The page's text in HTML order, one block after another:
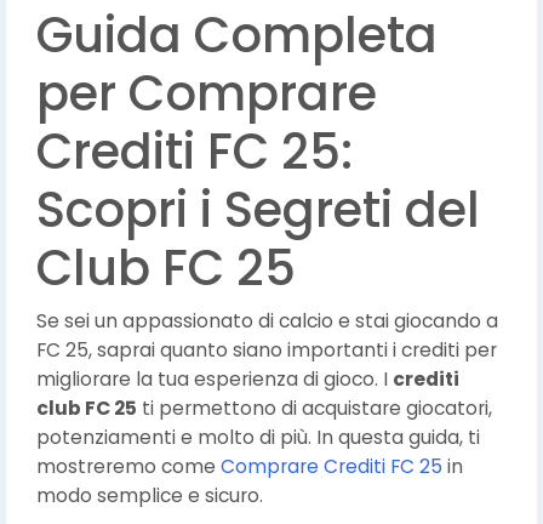
Guida Completa
per Comprare
Crediti FC 25:
Scopri i Segreti del
Club FC 25
Se sei un appassionato di calcio e stai giocando a
FC 25, saprai quanto siano importanti i crediti per
migliorare la tua esperienza di gioco. I crediti
club FC 25 ti permettono di acquistare giocatori,
potenziamenti e molto di più. In questa guida, ti
mostreremo come Comprare Crediti FC 25 in
modo semplice e sicuro.